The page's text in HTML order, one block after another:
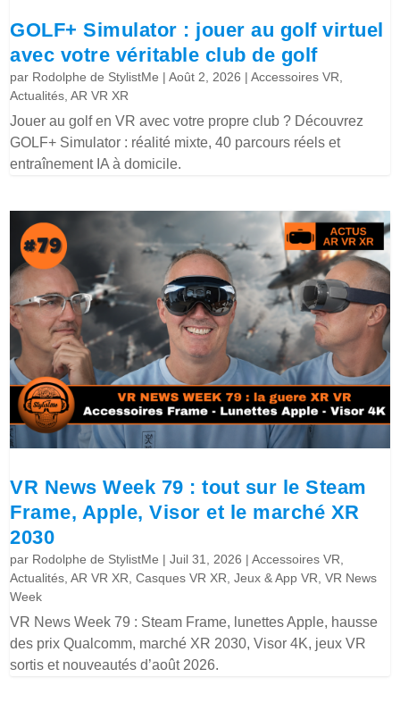
GOLF+ Simulator : jouer au golf virtuel
avec votre véritable club de golf
par Rodolphe de StylistMe |Août 2, 2026 |Accessoires VR,
Actualités,AR VR XR
Jouer au golf en VR avec votre propre club ? Découvrez
GOLF+ Simulator : réalité mixte, 40 parcours réels et
entraînement IA à domicile.
VR News Week 79 : tout sur le Steam
Frame, Apple, Visor et le marché XR
2030
par Rodolphe de StylistMe |Juil 31, 2026 |Accessoires VR,
Actualités,AR VR XR,Casques VR XR,Jeux & App VR,VR News
Week
VR News Week 79 : Steam Frame, lunettes Apple, hausse
des prix Qualcomm, marché XR 2030, Visor 4K, jeux VR
sortis et nouveautés d’août 2026.